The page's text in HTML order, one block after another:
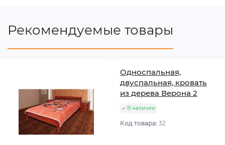
Рекомендуемые товары
Односпальная,
двуспальная, кровать
из дерева Верона 2
В наличии
Код товара: 32